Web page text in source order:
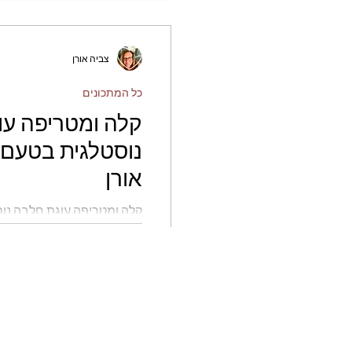
קלה ומטריפה
נוסטלגית
אורן
קלה ומטריפה עוגת חלבה
אורן
כל המתכונים
צביה אורן